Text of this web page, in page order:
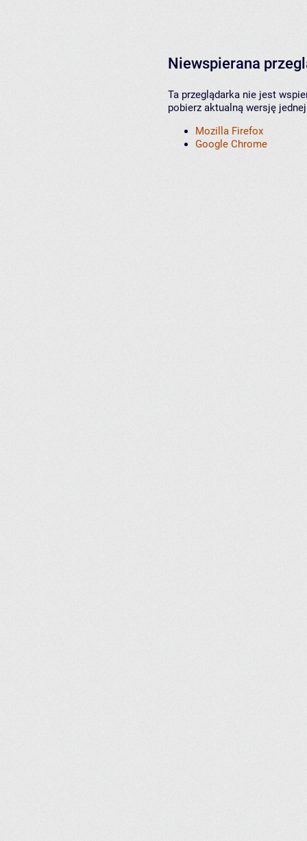
Niewspierana
Ta przeglądarka nie jest
pobierz aktualną wersję
Mozilla Firefox
Google Chrome